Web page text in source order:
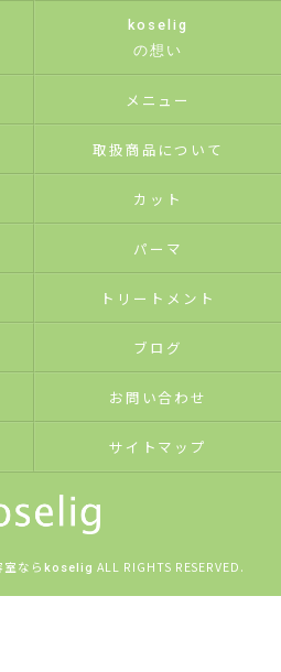
koselig
の想い
メニュー
取扱商品について
カット
パーマ
トリートメント
ブログ
お問い合わせ
サイトマップ
室ならkoselig ALL RIGHTS RESERVED.